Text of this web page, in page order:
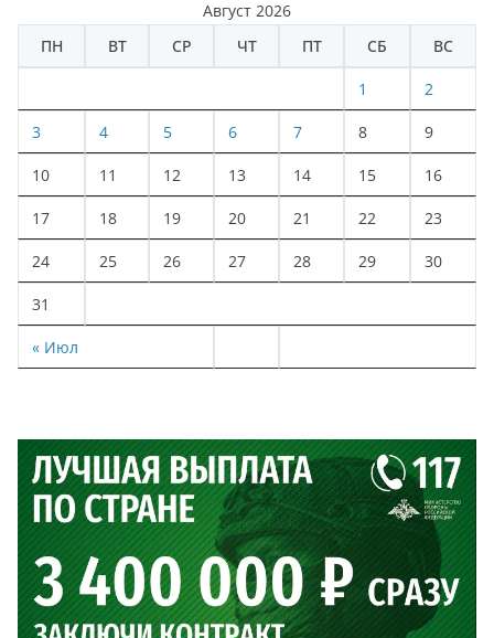
Август 2026
ПН
ВТ СР ЧТ ПТ СБ ВС
« Июл
1 2
3 4 5 6 7 8 9
10 11 12 13 14 15 16
17 18 19 20 21 22 23
24 25 26 27 28 29 30
31